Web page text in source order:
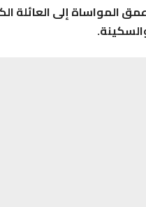
المواساة إلى العائلة